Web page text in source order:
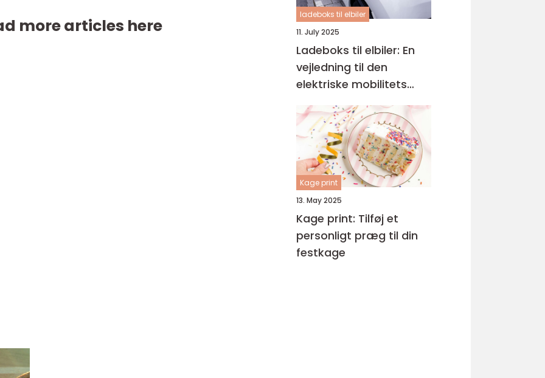
more articles here
ladeboks til elbiler
11. July 2025
Ladeboks til elbiler: En
vejledning til den
elektriske mobilitets
fremtid
Kage print
13. May 2025
Kage print: Tilføj et
personligt præg til din
festkage